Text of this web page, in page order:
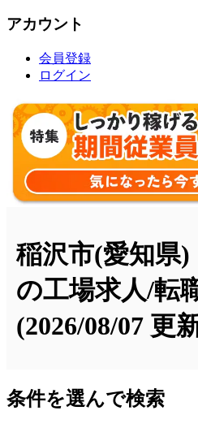
アカウント
会員登録
ログイン
稲沢市(愛知県
の工場求人/転
(2026/08/07 更
条件を選んで検索